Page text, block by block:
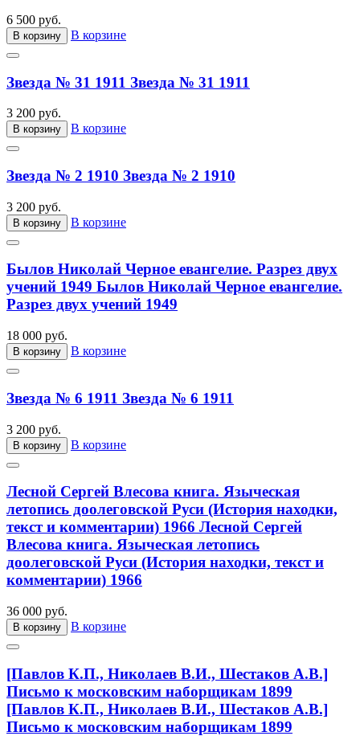
6 500 руб.
В корзину В корзине
Звезда № 31 1911 Звезда № 31 1911
3 200 руб.
В корзину В корзине
Звезда № 2 1910 Звезда № 2 1910
3 200 руб.
В корзину В корзине
Былов Николай Черное евангелие. Разрез двух
учений 1949 Былов Николай Черное евангелие.
Разрез двух учений 1949
18 000 руб.
В корзину В корзине
Звезда № 6 1911 Звезда № 6 1911
3 200 руб.
В корзину В корзине
Лесной Сергей Влесова книга. Языческая
летопись доолеговской Руси (История находки,
текст и комментарии) 1966 Лесной Сергей
Влесова книга. Языческая летопись
доолеговской Руси (История находки, текст и
комментарии) 1966
36 000 руб.
В корзину В корзине
[Павлов К.П., Николаев В.И., Шестаков А.В.]
Письмо к московским наборщикам 1899
[Павлов К.П., Николаев В.И., Шестаков А.В.]
Письмо к московским наборщикам 1899